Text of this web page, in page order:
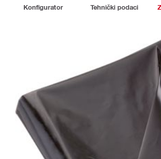
Konfigurator Tehnički podaci